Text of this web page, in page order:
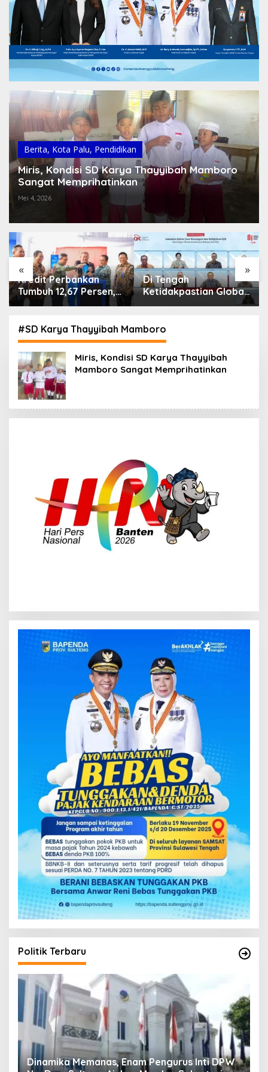
Berita, Kota Palu, Pendidikan
Miris, Kondisi SD Karya Thayyibah Mamboro
Sangat Memprihatinkan
Mei 4, 2026
« »
2026
Di Tengah
Ketidakpastian Global,
OJK Pastikan
Keuangan Tetap
Terjaga
IHSG Menguat,
Investor Pasar
Tembus 30 Juta per
#SD Karya Thayyibah Mamboro
Miris, Kondisi SD Karya Thayyibah
Mamboro Sangat Memprihatinkan
Politik Terbaru
Enam Pengurus Inti DPW
Musda V Demokrat